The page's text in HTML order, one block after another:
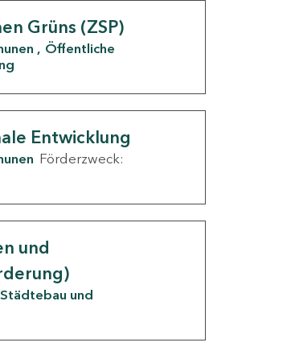
Grüns (ZSP)
Öffentliche
Entwicklung
Förderzweck:
und
Städtebau und